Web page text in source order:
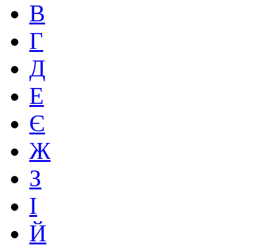
В
Г
Д
Е
Є
Ж
З
І
Й